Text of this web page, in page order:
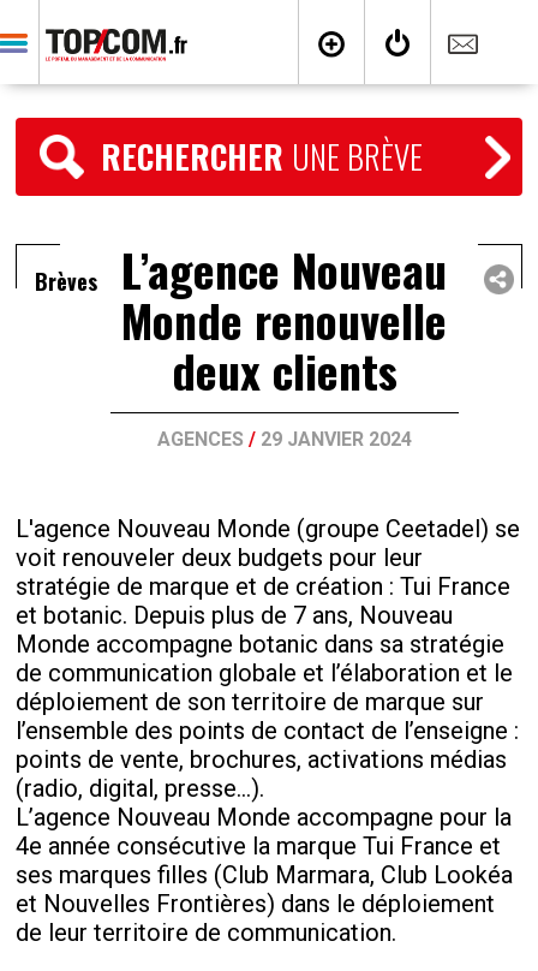
RECHERCHER UNE BRÈVE
Brèves L’agence Nouveau
Monde renouvelle
deux clients
AGENCES / 29 JANVIER 2024
L'agence Nouveau Monde (groupe Ceetadel) se
voit renouveler deux budgets pour leur
stratégie de marque et de création : Tui France
et botanic. Depuis plus de 7 ans, Nouveau
Monde accompagne botanic dans sa stratégie
de communication globale et l’élaboration et le
déploiement de son territoire de marque sur
l’ensemble des points de contact de l’enseigne :
points de vente, brochures, activations médias
(radio, digital, presse...).
L’agence Nouveau Monde accompagne pour la
4e année consécutive la marque Tui France et
ses marques filles (Club Marmara, Club Lookéa
et Nouvelles Frontières) dans le déploiement
de leur territoire de communication.